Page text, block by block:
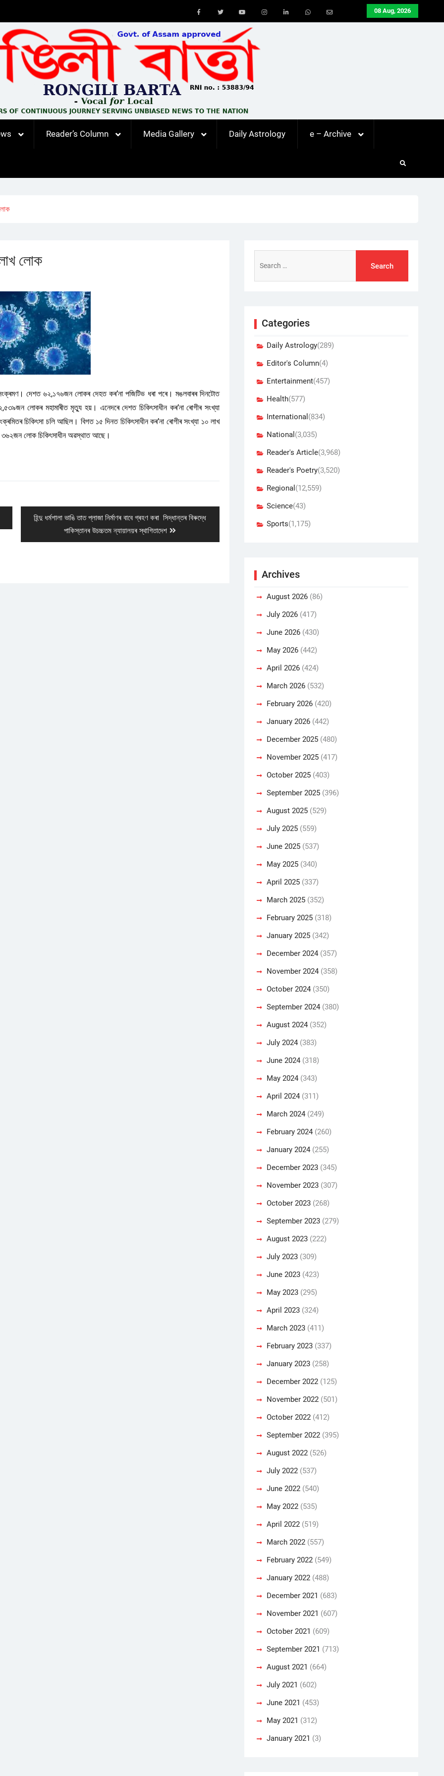
08 Aug, 2026
Youtube
Reader’s Column Media Gallery Daily Astrology e – Archive
লোক
সংক্ৰমণ। দেশত ৬২,১৭৬জন লোকৰ দেহত কৰ’না পজিটিভ ধৰা পৰে। মঙলবাৰৰ দিনটোত
লোকৰ মহামাৰীত মৃত্যু হয়। এনেদৰে দেশত চিকিৎসাধীন কৰ’না ৰোগীৰ সংখ্যা
চিকিৎসা চলি আছিল। বিগত ১৫ দিনত চিকিৎসাধীন কৰ’না ৰোগীৰ সংখ্যা ১০ লাখ
৩৬২জন লোক চিকিৎসাধীন অৱস্থাত আছে।
Next
হিন্দু ধৰ্মশালা ভাঙি তাত প্লাজা নিৰ্মাণৰ বাবে গ্ৰহণ কৰা সিদ্ধান্তৰ বিৰুদ্ধে
পাকিস্তানৰ উচচ্চতম ন্যায়ালয়ৰ স্থাগিতাদেশ
for:
Categories
Daily Astrology(289)
Editor's Column(4)
Entertainment(457)
Health(577)
International (834)
National (3,035)
Reader's Article(3,968)
Reader's Poetry(3,520)
Regional (12,559)
Science(43)
Sports(1,175)
Archives
August 2026 (86)
July 2026 (417)
June 2026 (430)
May 2026 (442)
April 2026 (424)
March 2026 (532)
February 2026 (420)
January 2026 (442)
December 2025 (480)
November 2025 (417)
October 2025 (403)
September 2025 (396)
August 2025 (529)
July 2025 (559)
June 2025 (537)
May 2025 (340)
April 2025 (337)
March 2025 (352)
February 2025 (318)
January 2025 (342)
December 2024 (357)
November 2024 (358)
October 2024 (350)
September 2024 (380)
August 2024 (352)
July 2024 (383)
June 2024 (318)
May 2024 (343)
April 2024 (311)
March 2024 (249)
February 2024 (260)
January 2024 (255)
December 2023 (345)
November 2023 (307)
October 2023 (268)
September 2023 (279)
August 2023 (222)
July 2023 (309)
June 2023 (423)
May 2023 (295)
April 2023 (324)
March 2023 (411)
February 2023 (337)
January 2023 (258)
December 2022 (125)
November 2022 (501)
October 2022 (412)
September 2022 (395)
August 2022 (526)
July 2022 (537)
June 2022 (540)
May 2022 (535)
April 2022 (519)
March 2022 (557)
February 2022 (549)
January 2022 (488)
December 2021 (683)
November 2021 (607)
October 2021 (609)
September 2021 (713)
August 2021 (664)
July 2021 (602)
June 2021 (453)
May 2021 (312)
January 2021 (3)